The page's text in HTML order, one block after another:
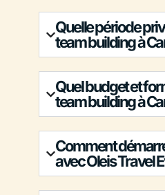
Quelle période
team building à
Quel budget et
team building à
Comment
avec Oleis Travel